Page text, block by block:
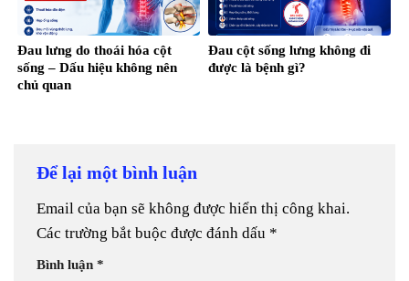
Đau lưng do thoái hóa cột
sống – Dấu hiệu không nên
chủ quan
Đau cột sống lưng không đi
được là bệnh gì?
Để lại một bình luận
Email của bạn sẽ không được hiển thị công khai.
Các trường bắt buộc được đánh dấu *
Bình luận *